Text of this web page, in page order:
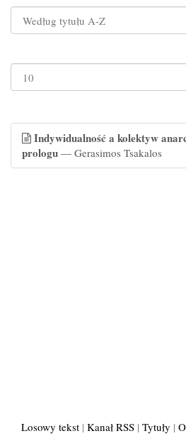
Indywidualność a kolektyw
prologu — Gerasimos Tsakalos
Losowy tekst | Kanał RSS | Tytuły |